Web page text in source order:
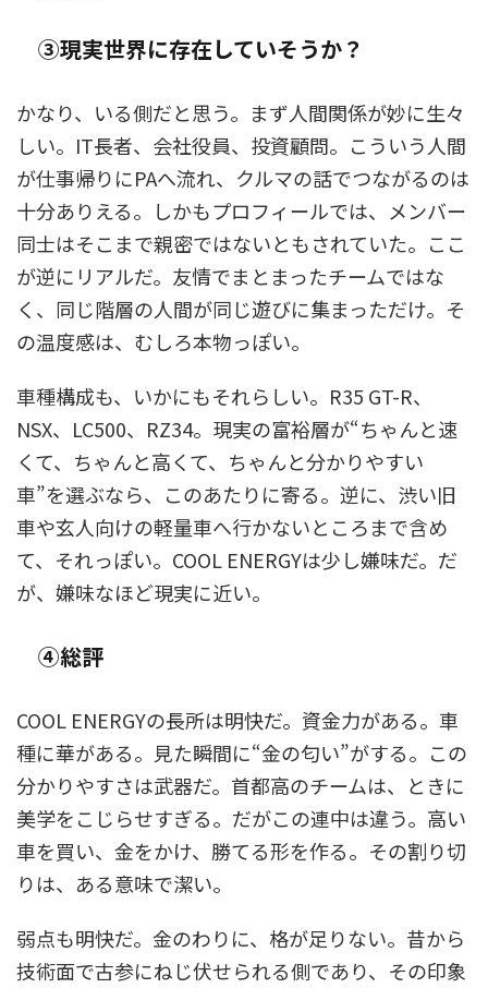
③現実世界に存在していそうか？
かなり、いる側だと思う。まず人間関係が妙に生々
しい。IT長者、会社役員、投資顧問。こういう人間
が仕事帰りにPAへ流れ、クルマの話でつながるのは
十分ありえる。しかもプロフィールでは、メンバー
同士はそこまで親密ではないともされていた。ここ
が逆にリアルだ。友情でまとまったチームではな
く、同じ階層の人間が同じ遊びに集まっただけ。そ
の温度感は、むしろ本物っぽい。
車種構成も、いかにもそれらしい。R35 GT-R、
NSX、LC500、RZ34。現実の富裕層が“ちゃんと速
くて、ちゃんと高くて、ちゃんと分かりやすい
車”を選ぶなら、このあたりに寄る。逆に、渋い旧
車や玄人向けの軽量車へ行かないところまで含め
て、それっぽい。COOL ENERGYは少し嫌味だ。だ
が、嫌味なほど現実に近い。
④総評
COOL ENERGYの長所は明快だ。資金力がある。車
種に華がある。見た瞬間に“金の匂い”がする。この
分かりやすさは武器だ。首都高のチームは、ときに
美学をこじらせすぎる。だがこの連中は違う。高い
車を買い、金をかけ、勝てる形を作る。その割り切
りは、ある意味で潔い。
弱点も明快だ。金のわりに、格が足りない。昔から
技術面で古参にねじ伏せられる側であり、その印象